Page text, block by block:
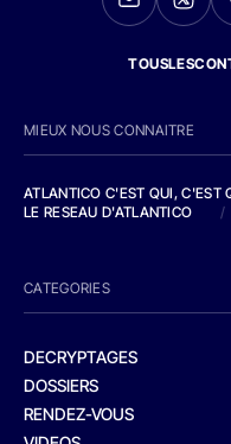
MIEUX NOUS CONNAITRE
ATLANTICO C'EST QUI, C'EST
LE RESEAU D'ATLANTICO
/
CATEGORIES
DECRYPTAGES
DOSSIERS
RENDEZ-VOUS